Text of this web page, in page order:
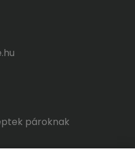
pároknak